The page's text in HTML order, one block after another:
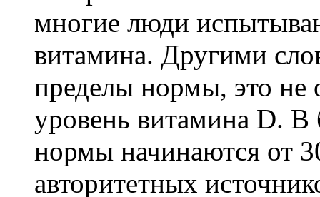
многие люди
витамина. Другими
пределы нормы, это не
уровень витамина D. В
нормы начинаются от
авторитетных